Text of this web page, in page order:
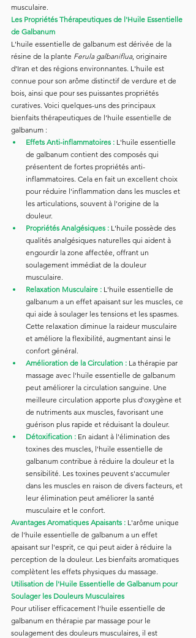
musculaire.
Les Propriétés Thérapeutiques de l'Huile Essentielle
de Galbanum
L'huile essentielle de galbanum est dérivée de la
résine de la plante Ferula galbaniflua, originaire
d'Iran et des régions environnantes. L'huile est
connue pour son arôme distinctif de verdure et de
bois, ainsi que pour ses puissantes propriétés
curatives. Voici quelques-uns des principaux
bienfaits thérapeutiques de l'huile essentielle de
galbanum :
Effets Anti-inflammatoires : L'huile essentielle
de galbanum contient des composés qui
présentent de fortes propriétés anti-
inflammatoires. Cela en fait un excellent choix
pour réduire l'inflammation dans les muscles et
les articulations, souvent à l'origine de la
douleur.
Propriétés Analgésiques : L'huile possède des
qualités analgésiques naturelles qui aident à
engourdir la zone affectée, offrant un
soulagement immédiat de la douleur
musculaire.
Relaxation Musculaire : L'huile essentielle de
galbanum a un effet apaisant sur les muscles, ce
qui aide à soulager les tensions et les spasmes.
Cette relaxation diminue la raideur musculaire
et améliore la flexibilité, augmentant ainsi le
confort général.
Amélioration de la Circulation : La thérapie par
massage avec l'huile essentielle de galbanum
peut améliorer la circulation sanguine. Une
meilleure circulation apporte plus d'oxygène et
de nutriments aux muscles, favorisant une
guérison plus rapide et réduisant la douleur.
Détoxification : En aidant à l'élimination des
toxines des muscles, l'huile essentielle de
galbanum contribue à réduire la douleur et la
sensibilité. Les toxines peuvent s'accumuler
dans les muscles en raison de divers facteurs, et
leur élimination peut améliorer la santé
musculaire et le confort.
Avantages Aromatiques Apaisants : L'arôme unique
de l'huile essentielle de galbanum a un effet
apaisant sur l'esprit, ce qui peut aider à réduire la
perception de la douleur. Les bienfaits aromatiques
complètent les effets physiques du massage.
Utilisation de l'Huile Essentielle de Galbanum pour
Soulager les Douleurs Musculaires
Pour utiliser efficacement l'huile essentielle de
galbanum en thérapie par massage pour le
soulagement des douleurs musculaires, il est